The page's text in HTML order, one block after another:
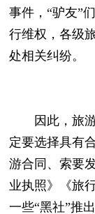
事件，“驴友”
行维权，各级
处相关纠纷。
因此，旅游
定要选择具有
游合同、索要
业执照》《旅
一些“黑社”推